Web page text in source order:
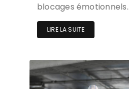
blocages
LIRE LA SUITE